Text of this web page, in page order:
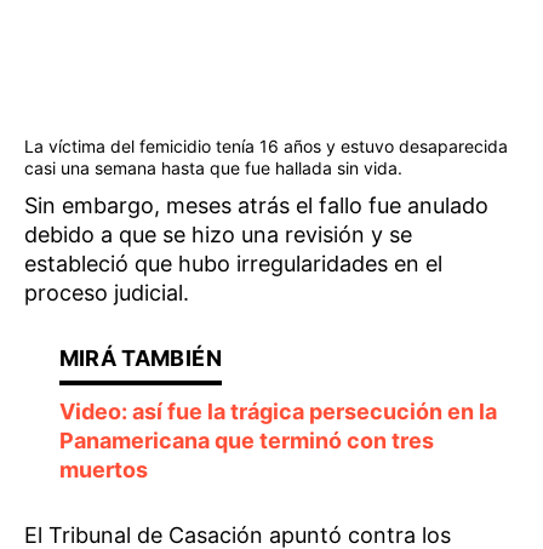
La víctima del femicidio tenía 16 años y estuvo desaparecida
casi una semana hasta que fue hallada sin vida.
Sin embargo, meses atrás el fallo fue anulado
debido a que se hizo una revisión y se
estableció que hubo irregularidades en el
proceso judicial.
Video: así fue la trágica persecución en la
Panamericana que terminó con tres
muertos
El Tribunal de Casación apuntó contra los